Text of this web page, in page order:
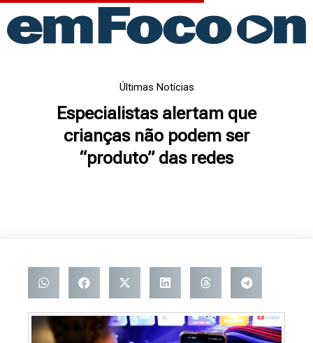
para
Últimas Notícias
Especialistas alertam que
crianças não podem ser
“produto” das redes